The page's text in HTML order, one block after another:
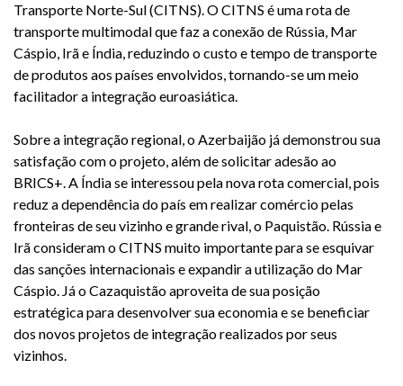
Transporte Norte-Sul (CITNS). O CITNS é uma rota de
transporte multimodal que faz a conexão de Rússia, Mar
Cáspio, Irã e Índia, reduzindo o custo e tempo de transporte
de produtos aos países envolvidos, tornando-se um meio
facilitador a integração euroasiática.
Sobre a integração regional, o Azerbaijão já demonstrou sua
satisfação com o projeto, além de solicitar adesão ao
BRICS+. A Índia se interessou pela nova rota comercial, pois
reduz a dependência do país em realizar comércio pelas
fronteiras de seu vizinho e grande rival, o Paquistão. Rússia e
Irã consideram o CITNS muito importante para se esquivar
das sanções internacionais e expandir a utilização do Mar
Cáspio. Já o Cazaquistão aproveita de sua posição
estratégica para desenvolver sua economia e se beneficiar
dos novos projetos de integração realizados por seus
vizinhos.